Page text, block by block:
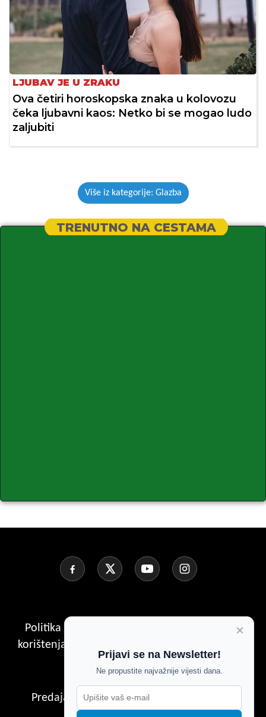
LJUBAV JE U ZRAKU
Ova četiri horoskopska znaka u kolovozu
čeka ljubavni kaos: Netko bi se mogao ludo
zaljubiti
Više iz kategorije: Glazba
TRENUTNO NA CESTAMA
Ozlijeđeni Nijemac spašen s teško pristupačnog